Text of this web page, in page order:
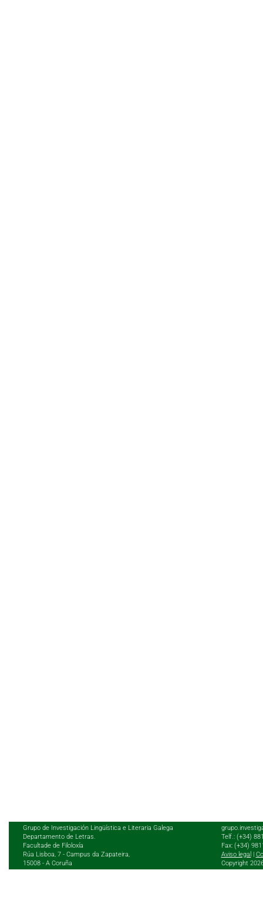
Grupo de Investigación Lingüística e Literaria Galega
Departamento de Letras.
Facultade de Filoloxía
Rúa Lisboa, 7 - Campus da Zapateira,
15008 - A Coruña
Telf.: (+34)
Fax: (+34)
Aviso legal
Copyright